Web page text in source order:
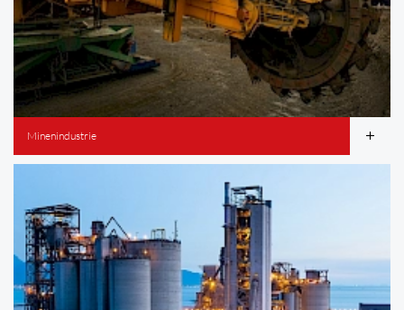
Minenindustrie